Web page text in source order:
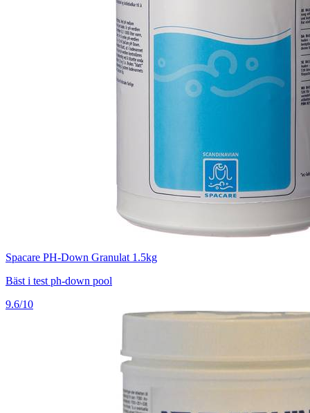
Spacare PH-Down Granulat 1.5kg
Bäst i test ph-down pool
9.6/10